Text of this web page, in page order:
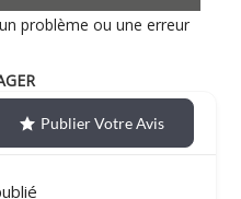
problème ou une erreur
Publier Votre Avis